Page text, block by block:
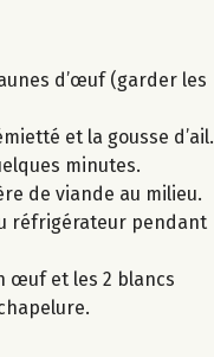
d’œuf (garder les
et la gousse d’ail.
minutes.
de viande au milieu.
réfrigérateur pendant
œuf et les 2 blancs